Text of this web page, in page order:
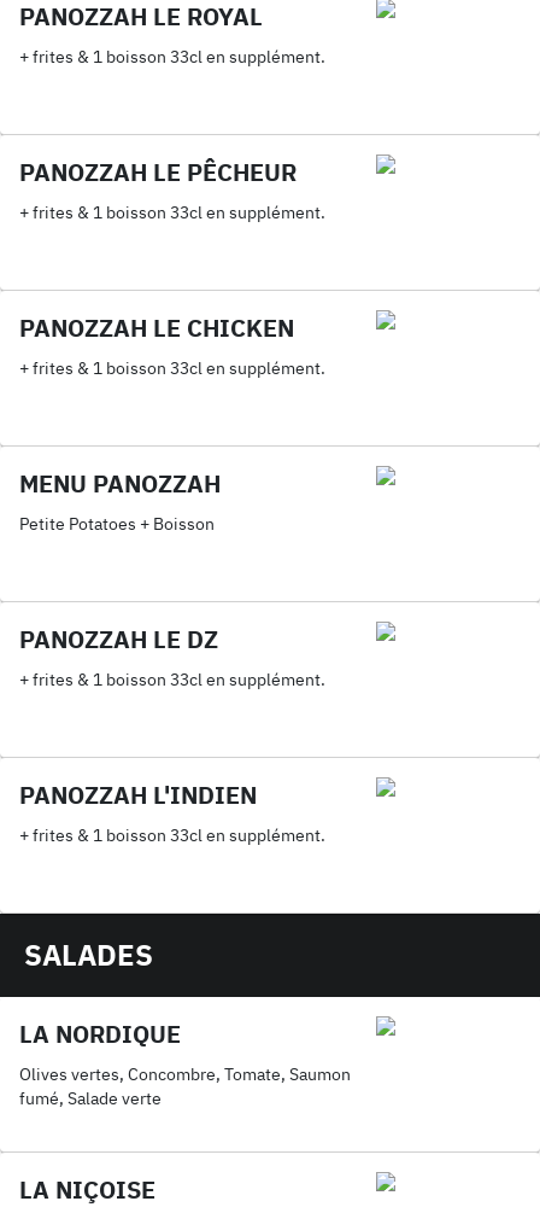
PANOZZAH LE ROYAL
+ frites & 1 boisson 33cl en supplément.
PANOZZAH LE PÊCHEUR
+ frites & 1 boisson 33cl en supplément.
PANOZZAH LE CHICKEN
+ frites & 1 boisson 33cl en supplément.
MENU PANOZZAH
Petite Potatoes + Boisson
PANOZZAH LE DZ
+ frites & 1 boisson 33cl en supplément.
PANOZZAH L'INDIEN
+ frites & 1 boisson 33cl en supplément.
SALADES
LA NORDIQUE
Olives vertes, Concombre, Tomate, Saumon
fumé, Salade verte
LA NIÇOISE